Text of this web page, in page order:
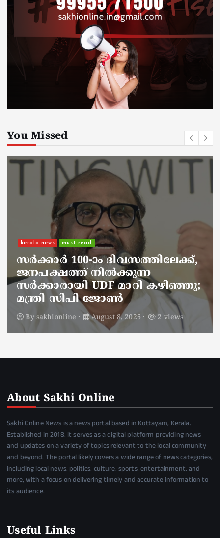
You Missed
നാടെങ്ങും പൊലീസ് തിരയുന്നു,
ചായകുടിക്കാൻ എടപ്പാളിലെത്തി
അർജുൻ ആയങ്കി;
സഞ്ചരിക്കുന്നത് വാഹനങ്ങൾ
മാറ്റി
By sakhionline August 8, 2026 3 views
About Sakhi Online
Sakhi Online News is a news portal based in Kottayam, Kerala.
Established in 2018, it serves as a digital platform providing news
and updates on a variety of topics relevant to the local community
and beyond. The portal likely covers a wide range of news categories,
including local news, politics, culture, sports, entertainment, and
more, with a focus on delivering timely and accurate information to
its audience.
Useful Links